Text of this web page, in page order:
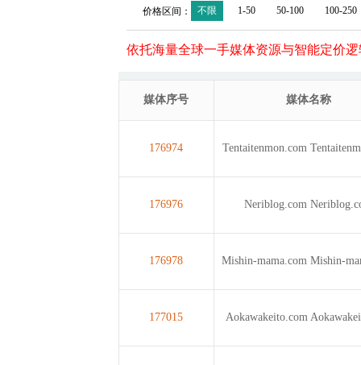
价格区间： 不限 1-50 50-100 100-250
依托海量全球一手媒体资源与智能定价
媒体序号 媒体名称
176974 Tentaitenmon.com
176976 Neriblog.com
176978 Mishin-mama.com Mishin-
177015 Aokawakeito.com